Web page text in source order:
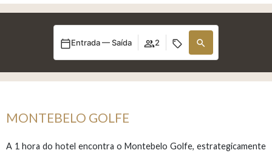
Entrada — Saída 2
MONTEBELO GOLFE
A 1 hora do hotel encontra o Montebelo Golfe, estrategicamente